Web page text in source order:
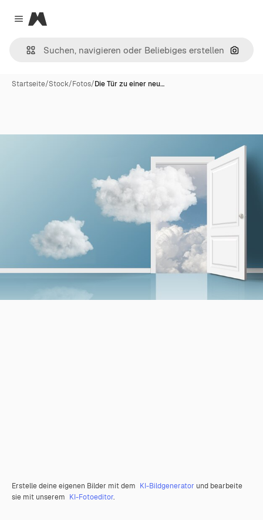
Close menu
Magnific
Nach
Startseite/Stock/Fotos/Die Tür zu einer neu…
Erstelle deine eigenen Bilder mit dem KI-Bildgenerator und bearbeite
sie mit unserem KI-Fotoeditor.